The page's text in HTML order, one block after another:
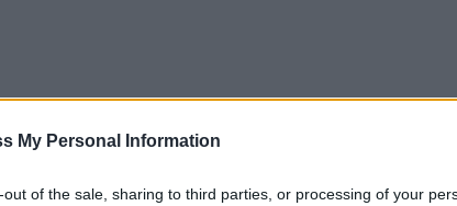
My Personal Information
out of the sale, sharing to third parties, or processing of your